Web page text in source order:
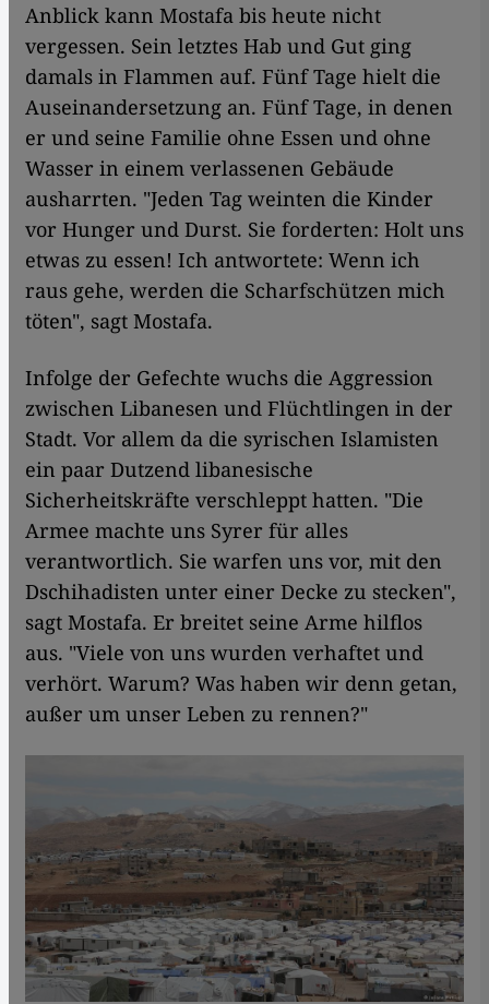
Anblick kann Mostafa bis heute nicht
vergessen. Sein letztes Hab und Gut ging
damals in Flammen auf. Fünf Tage hielt die
Auseinandersetzung an. Fünf Tage, in denen
er und seine Familie ohne Essen und ohne
Wasser in einem verlassenen Gebäude
ausharrten. "Jeden Tag weinten die Kinder
vor Hunger und Durst. Sie forderten: Holt uns
etwas zu essen! Ich antwortete: Wenn ich
raus gehe, werden die Scharfschützen mich
töten", sagt Mostafa.
Infolge der Gefechte wuchs die Aggression
zwischen Libanesen und Flüchtlingen in der
Stadt. Vor allem da die syrischen Islamisten
ein paar Dutzend libanesische
Sicherheitskräfte verschleppt hatten. "Die
Armee machte uns Syrer für alles
verantwortlich. Sie warfen uns vor, mit den
Dschihadisten unter einer Decke zu stecken",
sagt Mostafa. Er breitet seine Arme hilflos
aus. "Viele von uns wurden verhaftet und
verhört. Warum? Was haben wir denn getan,
außer um unser Leben zu rennen?"